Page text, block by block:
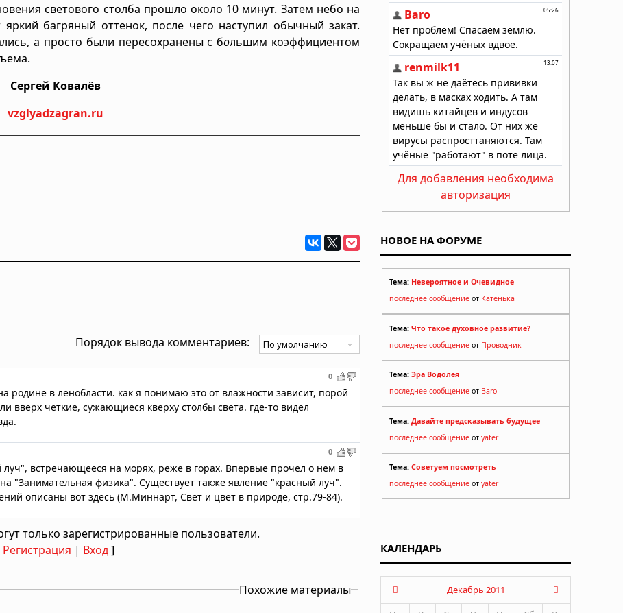
светового столба прошло около 10 минут. Затем небо на
багряный оттенок, после чего наступил обычный закат.
а просто были пересохранены с большим коэффициентом
Сергей Ковалёв
vzglyadzagran.ru
Порядок вывода комментариев:
0
родине в ленобласти. как я понимаю это от влажности зависит, порой
вверх четкие, сужающиеся кверху столбы света. где-то видел
0
встречающееся на морях, реже в горах. Впервые прочел о нем в
"Занимательная физика". Существует также явление "красный луч".
описаны вот здесь (М.Миннарт, Свет и цвет в природе, стр.79-84).
только зарегистрированные пользователи.
Регистрация | Вход]
Похожие материалы
Для добавления необходима
авторизация
НОВОЕ НА ФОРУМЕ
Тема: Невероятное и Очевидное
последнее сообщение от Катенька
Тема: Что такое духовное развитие?
последнее сообщение от Проводник
Тема: Эра Водолея
последнее сообщение от Baro
Тема: Давайте предсказывать будущее
последнее сообщение от yater
Тема: Советуем посмотреть
последнее сообщение от yater
КАЛЕНДАРЬ
Декабрь 2011